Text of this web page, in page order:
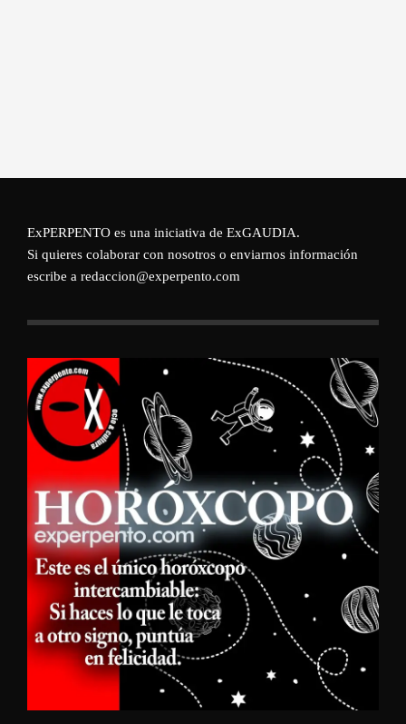
ExPERPENTO es una iniciativa de ExGAUDIA.
Si quieres colaborar con nosotros o enviarnos información
escribe a redaccion@experpento.com